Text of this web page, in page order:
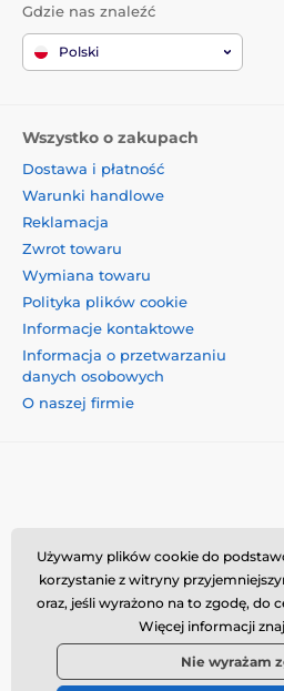
Gdzie nas znaleźć
Polski
Wszystko o zakupach
Dostawa i płatność
Warunki handlowe
Reklamacja
Zwrot towaru
Wymiana towaru
Polityka plików cookie
Informacje kontaktowe
Informacja o przetwarzaniu
danych osobowych
O naszej firmie
Momanio s.r.o., Okružní 361/
VAT: CZ09604707,
Używamy plików cookie do
korzystanie z witryny
oraz, jeśli wyrażono na to zgodę, do
Więcej informacji
Nie wyrażam